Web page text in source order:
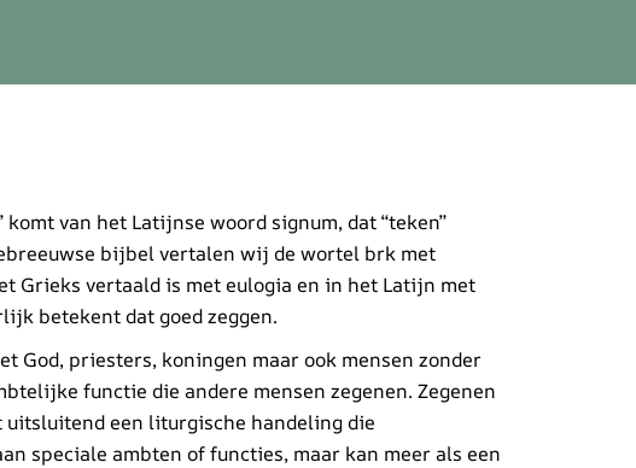
komt van het Latijnse woord signum, dat “teken”
bijbel vertalen wij de wortel brk met
Grieks vertaald is met eulogia en in het Latijn met
betekent dat goed zeggen.
God, priesters, koningen maar ook mensen zonder
functie die andere mensen zegenen. Zegenen
een liturgische handeling die
speciale ambten of functies, maar kan meer als een